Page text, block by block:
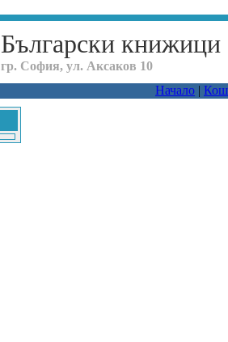
Български книжици
гр. София, ул. Аксаков 10
Начало |